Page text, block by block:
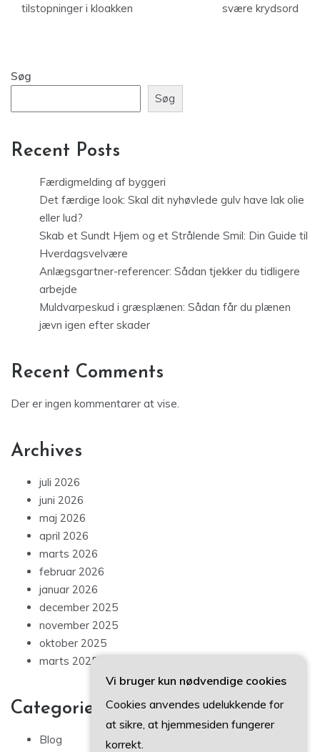
tilstopninger i kloakken
svære krydsord
Søg
Søg
Recent Posts
Færdigmelding af byggeri
Det færdige look: Skal dit nyhøvlede gulv have lak olie
eller lud?
Skab et Sundt Hjem og et Strålende Smil: Din Guide til
Hverdagsvelvære
Anlægsgartner-referencer: Sådan tjekker du tidligere
arbejde
Muldvarpeskud i græsplænen: Sådan får du plænen
jævn igen efter skader
Recent Comments
Der er ingen kommentarer at vise.
Archives
juli 2026
juni 2026
maj 2026
april 2026
marts 2026
februar 2026
januar 2026
december 2025
november 2025
oktober 2025
marts 2025
Categories
Blog
Vi bruger kun nødvendige cookies
Cookies anvendes udelukkende for
at sikre, at hjemmesiden fungerer
korrekt.